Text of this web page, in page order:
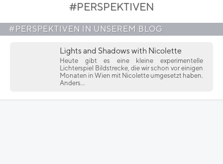
#PERSPEKTIVEN
#PERSPEKTIVEN IN UNSEREM BLOG
Lights and Shadows with Nicolette
Heute gibt es eine kleine experimentelle
Lichterspiel Bildstrecke, die wir schon vor einigen
Monaten in Wien mit Nicolette umgesetzt haben.
Anders...